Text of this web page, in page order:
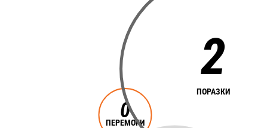
0
ПЕРЕМОГИ
2
ПОРАЗКИ